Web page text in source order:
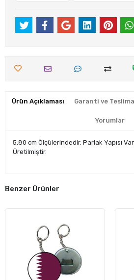
Ürün Açıklaması Garanti ve
Yorumlar
5.80 cm Ölçülerindedir. Parlak Yapısı
Üretilmiştir.
Benzer Ürünler